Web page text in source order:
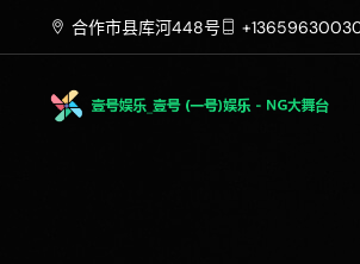
合作市县库河448号